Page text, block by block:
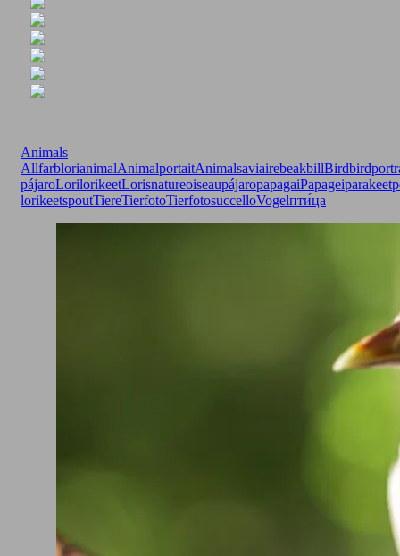
Animals
AllfarblorianimalAnimalportaitAnimalsaviairebeakbillBird
pájaroLorilorikeetLorisnatureoiseaupájaropapagaiPapageiparakeet
lorikeetspoutTiereTierfotoTierfotosuccelloVogelпти́ца